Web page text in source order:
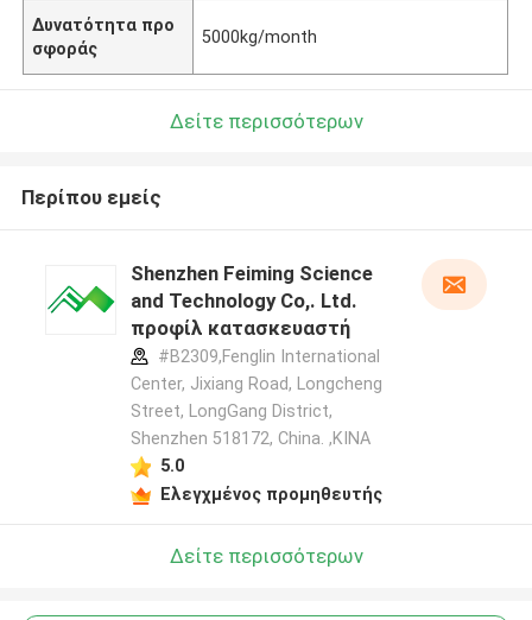
Δυνατότητα προ
σφοράς
5000kg/month
Δείτε περισσότερων
Περίπου εμείς
Shenzhen Feiming Science
and Technology Co,. Ltd.
προφίλ κατασκευαστή
#B2309,Fenglin International
Center, Jixiang Road, Longcheng
Street, LongGang District,
Shenzhen 518172, China. ,ΚΙΝΑ
5.0
Ελεγχμένος προμηθευτής
Δείτε περισσότερων